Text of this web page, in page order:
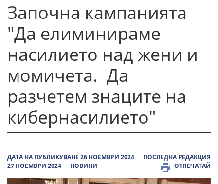
Започна кампанията
"Да елиминираме
насилието над жени и
момичета. Да
разчетем знаците на
кибернасилието"
ДАТА НА ПУБЛИКУВАНЕ 26 НОЕМВРИ 2024
ПОСЛЕДНА РЕДАКЦИЯ
27 НОЕМВРИ 2024
НОВИНИ ОТПЕЧАТАЙ